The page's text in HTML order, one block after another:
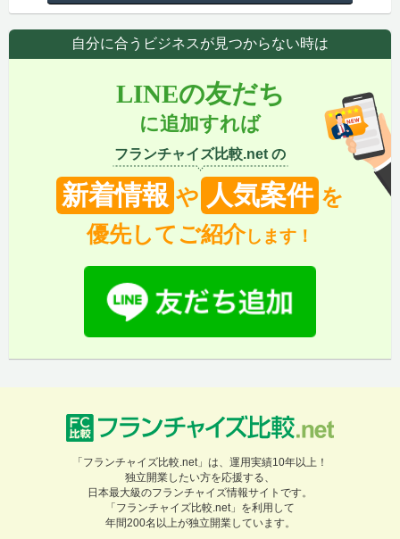
自分に合うビジネスが見つからない時は
LINEの友だち
に追加すれば
フランチャイズ比較.net の
新着情報 や 人気案件 を
優先してご紹介します！
「フランチャイズ比較.net」は、運用実績10年以上！
独立開業したい方を応援する、
日本最大級のフランチャイズ情報サイトです。
「フランチャイズ比較.net」を利用して
年間200名以上が独立開業しています。